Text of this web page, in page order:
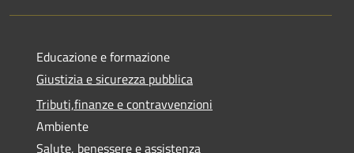
Educazione e formazione
Giustizia e sicurezza pubblica
Tributi,finanze e contravvenzioni
Ambiente
Salute, benessere e assistenza